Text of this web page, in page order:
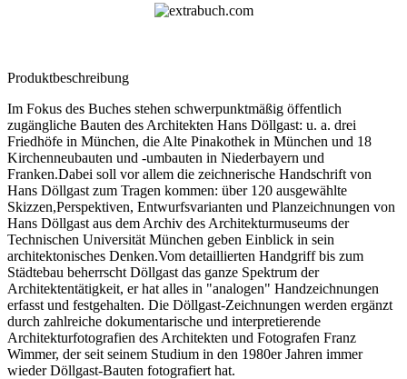
Produktbeschreibung
Im Fokus des Buches stehen schwerpunktmäßig öffentlich
zugängliche Bauten des Architekten Hans Döllgast: u. a. drei
Friedhöfe in München, die Alte Pinakothek in München und 18
Kirchenneubauten und -umbauten in Niederbayern und
Franken.Dabei soll vor allem die zeichnerische Handschrift von
Hans Döllgast zum Tragen kommen: über 120 ausgewählte
Skizzen,Perspektiven, Entwurfsvarianten und Planzeichnungen von
Hans Döllgast aus dem Archiv des Architekturmuseums der
Technischen Universität München geben Einblick in sein
architektonisches Denken.Vom detaillierten Handgriff bis zum
Städtebau beherrscht Döllgast das ganze Spektrum der
Architektentätigkeit, er hat alles in "analogen" Handzeichnungen
erfasst und festgehalten. Die Döllgast-Zeichnungen werden ergänzt
durch zahlreiche dokumentarische und interpretierende
Architekturfotografien des Architekten und Fotografen Franz
Wimmer, der seit seinem Studium in den 1980er Jahren immer
wieder Döllgast-Bauten fotografiert hat.